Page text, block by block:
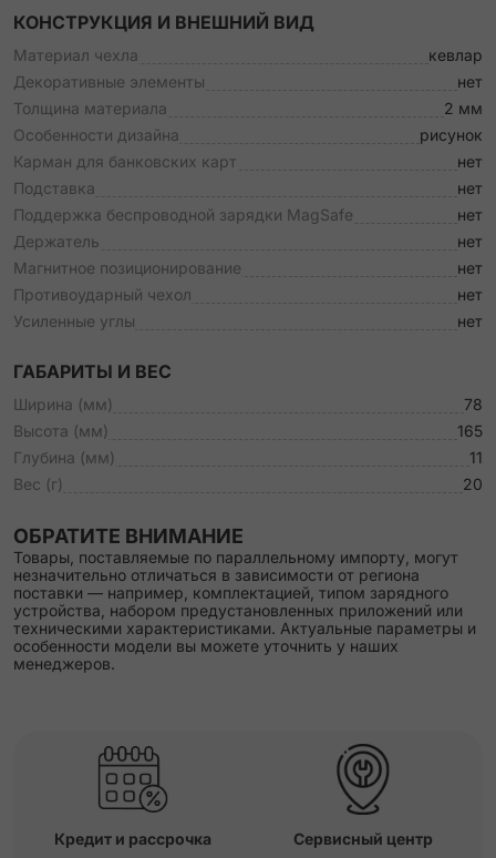
КОНСТРУКЦИЯ И ВНЕШНИЙ ВИД
Материал чехла
кевлар
Декоративные элементы
нет
Толщина материала
2 мм
Особенности дизайна
рисунок
Карман для банковских карт
нет
Подставка
нет
Поддержка беспроводной зарядки MagSafe
нет
Держатель
нет
Магнитное позиционирование
нет
Противоударный чехол
нет
Усиленные углы
нет
ГАБАРИТЫ И ВЕС
Ширина (мм)
78
Высота (мм)
165
Глубина (мм)
11
Вес (г)
20
ОБРАТИТЕ ВНИМАНИЕ
Товары, поставляемые по параллельному импорту, могут
незначительно отличаться в зависимости от региона
поставки — например, комплектацией, типом зарядного
устройства, набором предустановленных приложений или
техническими характеристиками. Актуальные параметры и
особенности модели вы можете уточнить у наших
менеджеров.
Кредит и рассрочка Сервисный центр